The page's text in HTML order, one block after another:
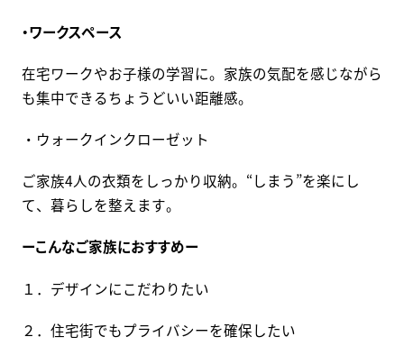
・ワークスペース
在宅ワークやお子様の学習に。家族の気配を感じながら
も集中できるちょうどいい距離感。
・ウォークインクローゼット
ご家族4人の衣類をしっかり収納。“しまう”を楽にし
て、暮らしを整えます。
ーこんなご家族におすすめー
１．デザインにこだわりたい
２．住宅街でもプライバシーを確保したい